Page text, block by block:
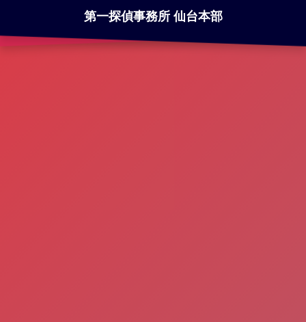
第一探偵事務所 仙台本部